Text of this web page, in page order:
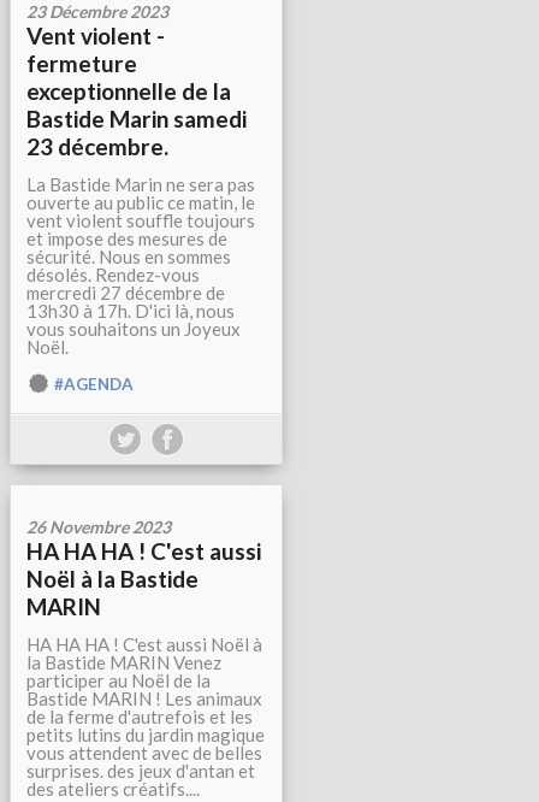
23 Décembre 2023
Vent violent -
fermeture
exceptionnelle de la
Bastide Marin samedi
23 décembre.
La Bastide Marin ne sera pas
ouverte au public ce matin, le
vent violent souffle toujours
et impose des mesures de
sécurité. Nous en sommes
désolés. Rendez-vous
mercredi 27 décembre de
13h30 à 17h. D'ici là, nous
vous souhaitons un Joyeux
Noël.
#AGENDA
26 Novembre 2023
HA HA HA ! C'est aussi
Noël à la Bastide
MARIN
HA HA HA ! C'est aussi Noël à
la Bastide MARIN Venez
participer au Noël de la
Bastide MARIN ! Les animaux
de la ferme d'autrefois et les
petits lutins du jardin magique
vous attendent avec de belles
surprises. des jeux d'antan et
des ateliers créatifs....